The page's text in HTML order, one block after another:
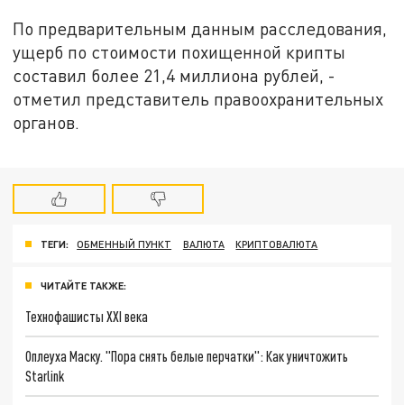
По предварительным данным расследования,
ущерб по стоимости похищенной крипты
составил более 21,4 миллиона рублей, -
отметил представитель правоохранительных
органов.
ТЕГИ: ОБМЕННЫЙ ПУНКТ ВАЛЮТА КРИПТОВАЛЮТА
ЧИТАЙТЕ ТАКЖЕ:
Технофашисты XXI века
Оплеуха Маску. "Пора снять белые перчатки": Как уничтожить
Starlink